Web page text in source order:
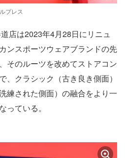
プレス
店は2023年4月28日にリニュ
ンスポーツウェアブランドの先
そのルーツを改めてストアコン
、クラシック（古き良き側面）
練された側面）の融合をより一
っている。